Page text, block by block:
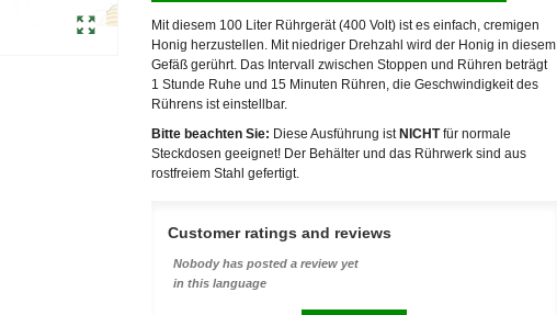
Mit diesem 100 Liter Rührgerät (400 Volt) ist es einfach, cremigen
Honig herzustellen. Mit niedriger Drehzahl wird der Honig in diesem
Gefäß gerührt. Das Intervall zwischen Stoppen und Rühren beträgt
1 Stunde Ruhe und 15 Minuten Rühren, die Geschwindigkeit des
Rührens ist einstellbar.
Bitte beachten Sie: Diese Ausführung ist NICHTfür normale
Steckdosen geeignet! Der Behälter und das Rührwerk sind aus
rostfreiem Stahl gefertigt.
Customer ratings and reviews
Nobody has posted a review yet
in this language